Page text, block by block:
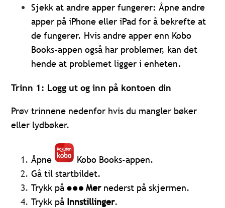
Sjekk at andre apper fungerer: Åpne andre
apper på iPhone eller iPad for å bekrefte at
de fungerer. Hvis andre apper enn Kobo
Books-appen også har problemer, kan det
hende at problemet ligger i enheten.
Trinn 1: Logg ut og inn på kontoen din
Prøv trinnene nedenfor hvis du mangler bøker
eller lydbøker.
Åpne
Kobo Books-appen.
Gå til startbildet.
Trykk på
Mer nederst på skjermen.
Trykk på Innstillinger.